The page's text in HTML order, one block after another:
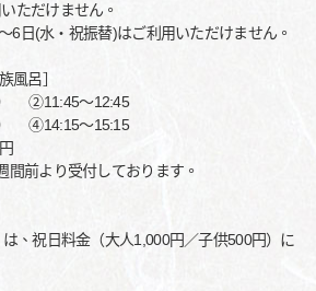
ただけません。
6日(水・祝振替)はご利用いただけません。
風呂］
②11:45～12:45
～15:15
間前より受付しております。
、祝日料金（大人1,000円／子供500円）に